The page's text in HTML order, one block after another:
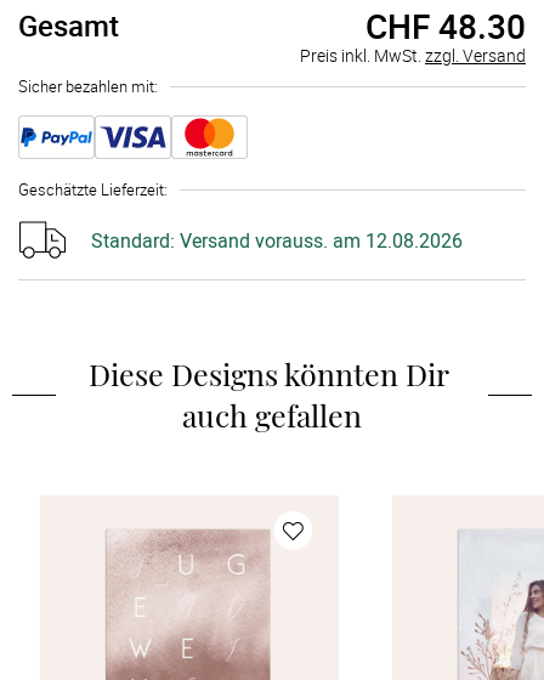
Gesamt CHF 48.30
Preis inkl. MwSt. zzgl. Versand
Sicher bezahlen mit:
Geschätzte Lieferzeit:
Standard: Versand vorauss. am 12.08.2026
Diese Designs könnten Dir
auch gefallen